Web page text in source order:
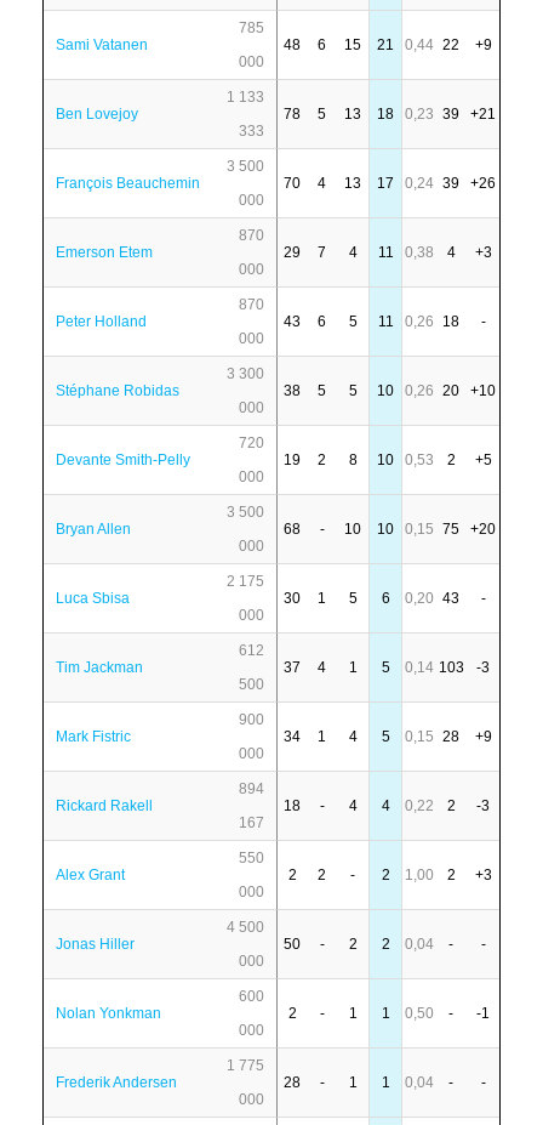
Sami Vatanen
785
000
48 6 15 21 0,44 22 +9
Ben Lovejoy
1 133
333
78 5 13 18 0,23 39 +21
François Beauchemin
3 500
000
70 4 13 17 0,24 39 +26
Emerson Etem
870
000
29 7 4 11 0,38 4 +3
Peter Holland
870
000
43 6 5 11 0,26 18 -
Stéphane Robidas
3 300
000
38 5 5 10 0,26 20 +10
Devante Smith-Pelly
720
000
19 2 8 10 0,53 2 +5
Bryan Allen
3 500
000
68 - 10 10 0,15 75 +20
Luca Sbisa
2 175
000
30 1 5 6 0,20 43 -
Tim Jackman
612
500
37 4 1 5 0,14 103 -3
Mark Fistric
900
000
34 1 4 5 0,15 28 +9
Rickard Rakell
894
167
18 - 4 4 0,22 2 -3
Alex Grant
550
000
2 2 - 2 1,00 2 +3
Jonas Hiller
4 500
000
50 - 2 2 0,04 - -
Nolan Yonkman
600
000
2 - 1 1 0,50 - -1
Frederik Andersen
1 775
000
28 - 1 1 0,04 - -